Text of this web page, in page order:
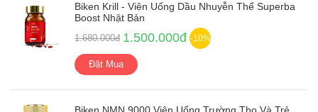
Biken Krill - Viên Uống Dầu Nhuyễn Thể Superba
Boost Nhật Bản
1.680.000đ 1.500.000đ -10%
Đặt Mua